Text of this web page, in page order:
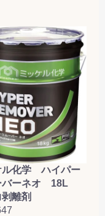
ル化学 ハイパー
バーネオ 18L
離剤